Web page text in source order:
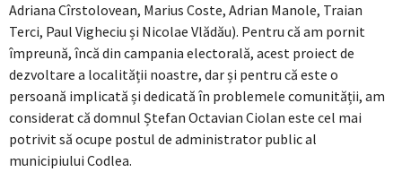
Adriana Cîrstolovean, Marius Coste, Adrian Manole, Traian
Terci, Paul Vigheciu și Nicolae Vlădău). Pentru că am pornit
împreună, încă din campania electorală, acest proiect de
dezvoltare a localității noastre, dar și pentru că este o
persoană implicată și dedicată în problemele comunității, am
considerat că domnul Ștefan Octavian Ciolan este cel mai
potrivit să ocupe postul de administrator public al
municipiului Codlea.